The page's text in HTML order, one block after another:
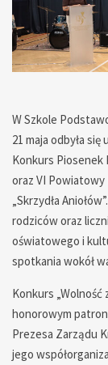
W Szkole
21 maja odbyła
Konkurs Piosenek
oraz VI
„Skrzydła
rodziców oraz
oświatowego i
spotkania wokół
Konkurs „Wolność
honorowym
Prezesa Zarządu
jego